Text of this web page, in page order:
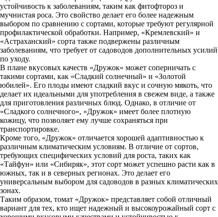
устойчивость к заболеваниям, таким как фитофтороз и
мучнистая роса. Это свойство делает его более надежным
выбором по сравнению с сортами, которые требуют регулярной
профилактической обработки. Например, «Кремлевский» и
«Астраханский» сорта также подвержены различным
заболеваниям, что требует от садоводов дополнительных усилий
по уходу.
В плане вкусовых качеств «Дружок» может соперничать с
такими сортами, как «Сладкий солнечный» и «Золотой
юбилей». Его плоды имеют сладкий вкус и сочную мякоть, что
делает их идеальными для употребления в свежем виде, а также
для приготовления различных блюд. Однако, в отличие от
«Сладкого солнечного», «Дружок» имеет более плотную
кожицу, что позволяет ему лучше сохраняться при
транспортировке.
Кроме того, «Дружок» отличается хорошей адаптивностью к
различным климатическим условиям. В отличие от сортов,
требующих специфических условий для роста, таких как
«Тайфун» или «Сибиряк», этот сорт может успешно расти как в
южных, так и в северных регионах. Это делает его
универсальным выбором для садоводов в разных климатических
зонах.
Таким образом, томат «Дружок» представляет собой отличный
вариант для тех, кто ищет надежный и высокоурожайный сорт с